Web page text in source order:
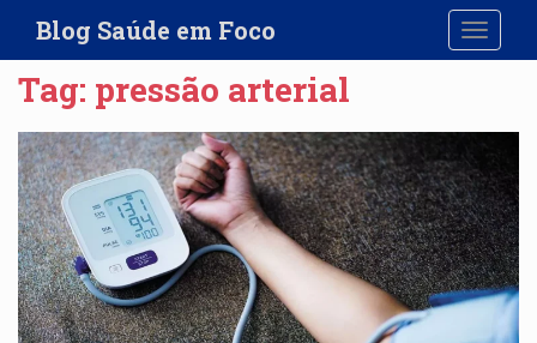
i
Blog Saúde em Foco
Tag: pressão arterial